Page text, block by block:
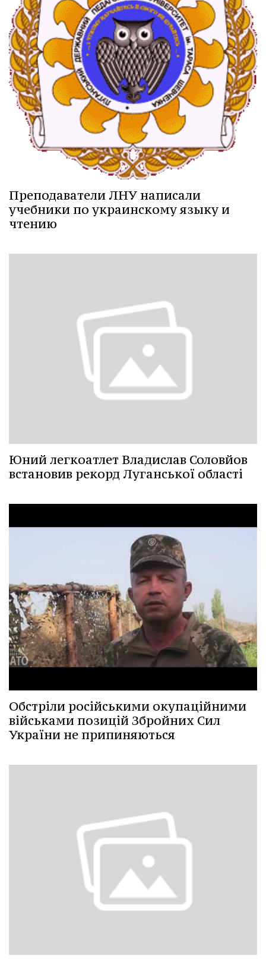
Преподаватели ЛНУ написали
учебники по украинскому языку и
чтению
Юний легкоатлет Владислав Соловйов
встановив рекорд Луганської області
Обстріли російськими окупаційними
військами позицій Збройних Сил
України не припиняються